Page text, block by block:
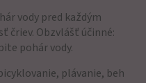
vody pred každým
čriev. Obzvlášť účinné:
pohár vody.
plávanie, beh